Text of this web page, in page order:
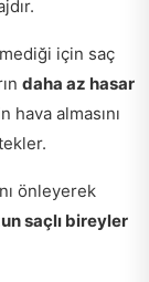
için saç
daha az hasar
hava almasını
önleyerek
saçlı bireyler